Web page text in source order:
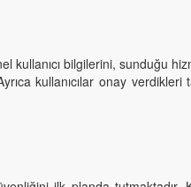
kullanıcı bilgilerini,
kullanıcılar onay